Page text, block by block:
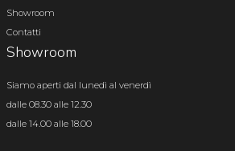
Showroom
Contatti
Showroom
Siamo aperti dal lunedì al venerdì
dalle 08.30 alle 12.30
dalle 14.00 alle 18.00